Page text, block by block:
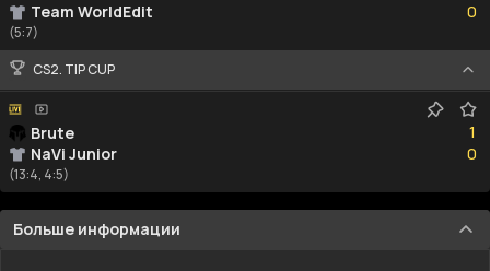
Team WorldEdit
0
(5:7)
CS2. TIP CUP
Brute
NaVi Junior
1
10
0
(13:4, 4:5)
Больше информации